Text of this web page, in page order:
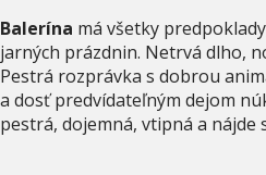
Balerína má všetky
jarných prázdnin. Netrvá dlho,
Pestrá rozprávka s dobrou
a dosť predvídateľným dejom
pestrá, dojemná, vtipná a nájde